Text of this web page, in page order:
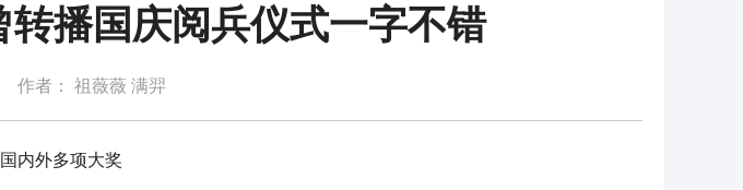
播国庆阅兵仪式一字不错
作者： 祖薇薇 满羿
内外多项大奖